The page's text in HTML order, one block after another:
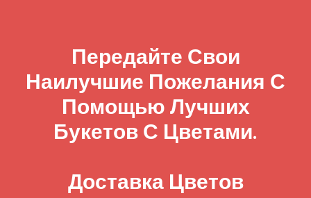
Передайте Свои
Наилучшие Пожелания С
Помощью Лучших
Букетов С Цветами.
Доставка Цветов